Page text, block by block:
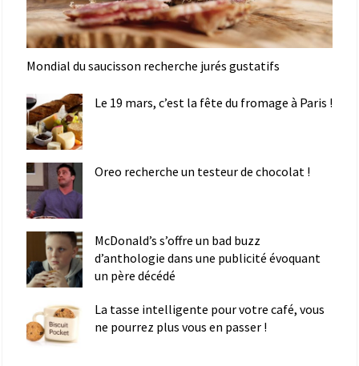
Mondial du saucisson recherche jurés gustatifs
Le 19 mars, c’est la fête du fromage à Paris !
Oreo recherche un testeur de chocolat !
McDonald’s s’offre un bad buzz
d’anthologie dans une publicité évoquant
un père décédé
La tasse intelligente pour votre café, vous
ne pourrez plus vous en passer !